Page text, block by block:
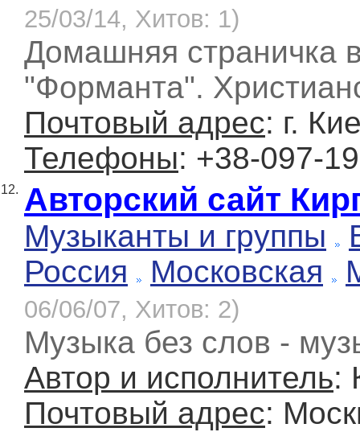
25/03/14, Хитов: 1)
Домашняя страничка
"Форманта".
Почтовый адрес: г.
Телефоны: +38-097-
12. Авторский сайт
Музыканты и группы
Россия
Московская
06/06/07, Хитов: 2)
Музыка без слов -
Автор и исполнитель:
Почтовый адрес: